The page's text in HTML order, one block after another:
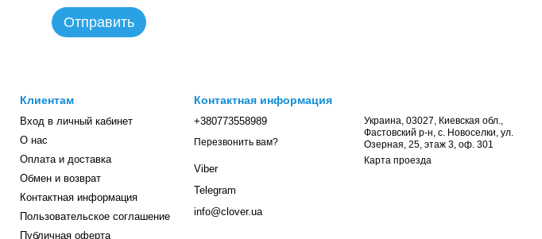
Отправить
Клиентам
Вход в личный кабинет
О нас
Оплата и доставка
Обмен и возврат
Контактная информация
Пользовательское соглашение
Публичная оферта
Контактная информация
+380773558989
Перезвонить вам?
Viber
Telegram
info@clover.ua
Украина, 03027, Киевская обл.,
Фастовский р-н, с. Новоселки, ул.
Озерная, 25, этаж 3, оф. 301
Карта проезда